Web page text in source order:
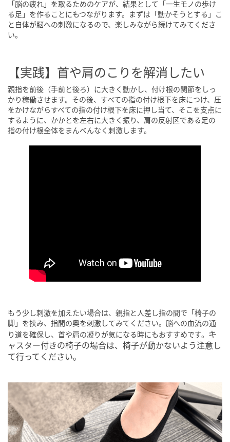
「脳の疲れ」を取るためのケアが、結果として「一生モノの歩け
る足」を作ることにもつながります。まずは「動かそうとする」こ
と自体が脳への刺激になるので、楽しみながら続けてみてくださ
い。
【実践】首や肩のこりを解消したい
親指を前後（手前と後ろ）に大きく動かし、付け根の関節をしっ
かり稼働させます。その後、すべての指の付け根下を床につけ、圧
をかけながらすべての指の付け根下を床に押し当て、そこを支点に
するように、かかとを左右に大きく振り、肩の反射区である足の
指の付け根全体をまんべんなく刺激します。
もう少し刺激を加えたい場合は、親指と人差し指の間で「椅子の
脚」を挟み、指間の奥を刺激してみてください。脳への血流の通
り道を確保し、首や肩の凝りが気になる時にもおすすめです。 キ
ャスター付きの椅子の場合は、椅子が動かないよう注意し
て行ってください。